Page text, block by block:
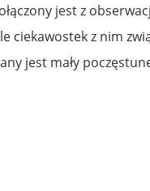
jest z
z nim
jest mały